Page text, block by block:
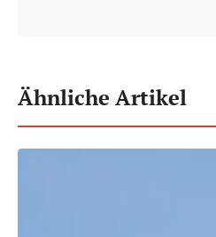
Ähnliche Artikel